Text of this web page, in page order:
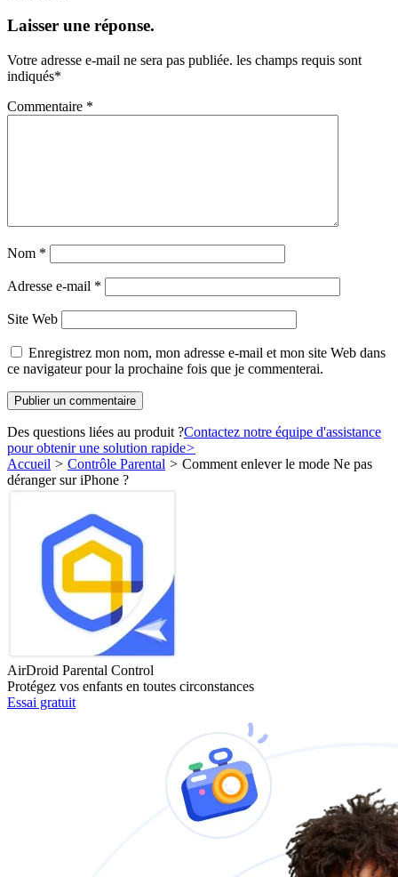
Laisser une réponse.
Votre adresse e-mail ne sera pas publiée. les champs requis sont
indiqués*
Commentaire *
Nom *
Adresse e-mail *
Site Web
Enregistrez mon nom, mon adresse e-mail et mon site Web dans
ce navigateur pour la prochaine fois que je commenterai.
Des questions liées au produit ?Contactez notre équipe d'assistance
pour obtenir une solution rapide>
Accueil > Contrôle Parental > Comment enlever le mode Ne pas
déranger sur iPhone ?
AirDroid Parental Control
Protégez vos enfants en toutes circonstances
Essai gratuit